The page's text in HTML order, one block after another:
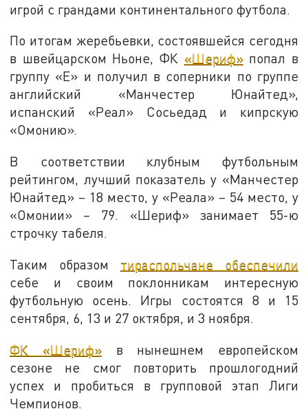
игрой с грандами континентального футбола.
По итогам жеребьевки, состоявшейся сегодня
в швейцарском Ньоне, ФК «Шериф»попал в
группу «Е» и получил в соперники по группе
английский «Манчестер Юнайтед»,
испанский «Реал» Сосьедад и кипрскую
«Омонию».
В соответствии клубным футбольным
рейтингом, лучший показатель у «Манчестер
Юнайтед» – 18 место, у «Реала» – 54 место, у
«Омонии» – 79. «Шериф» занимает 55-ю
строчку табеля.
Таким образом тираспольчане обеспечили
себе и своим поклонникам интересную
футбольную осень. Игры состоятся 8 и 15
сентября, 6, 13 и 27 октября, и 3 ноября.
ФК «Шериф»в нынешнем европейском
сезоне не смог повторить прошлогодний
успех и пробиться в групповой этап Лиги
Чемпионов.